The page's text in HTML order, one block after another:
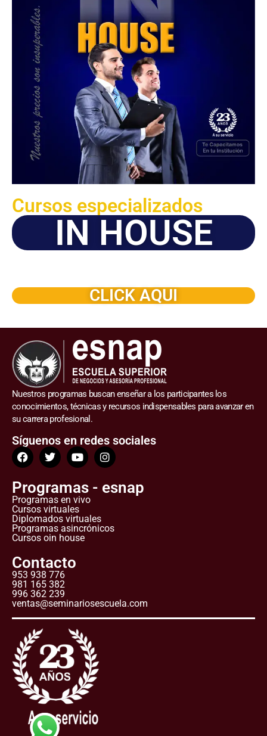
Cursos especializados
IN HOUSE
CLICK AQUI
Nuestros programas buscan enseñar a los participantes los
conocimientos, técnicas y recursos indispensables para avanzar en
su carrera profesional.
Síguenos en redes sociales
Programas - esnap
Programas en vivo
Cursos virtuales
Diplomados virtuales
Programas asincrónicos
Cursos oin house
Contacto
953 938 776
981 165 382
996 362 239
ventas@seminariosescuela.com